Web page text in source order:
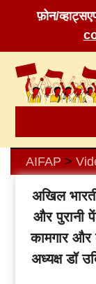
फ़ोन/
content
AIFAP >
अखिल
और पुरानी
कामगार और
अध्यक्ष डॉ